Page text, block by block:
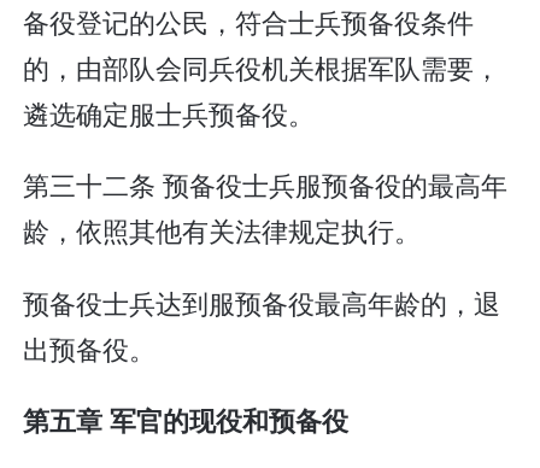
备役登记的公民，符合士兵预备役条件
的，由部队会同兵役机关根据军队需要，
遴选确定服士兵预备役。
第三十二条 预备役士兵服预备役的最高年
龄，依照其他有关法律规定执行。
预备役士兵达到服预备役最高年龄的，退
出预备役。
第五章 军官的现役和预备役